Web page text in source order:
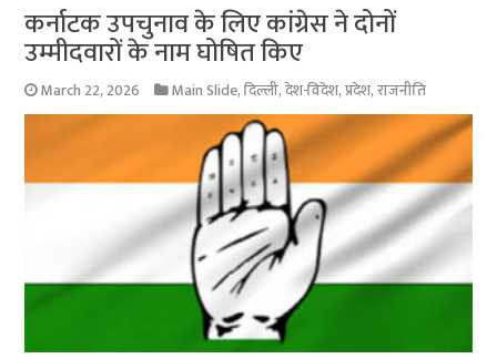
कर्नाटक उपचुनाव के लिए कांग्रेस ने दोनों
उम्मीदवारों के नाम घोषित किए
March 22, 2026 Main Slide,दिल्ली,देश-विदेश,प्रदेश,राजनीति